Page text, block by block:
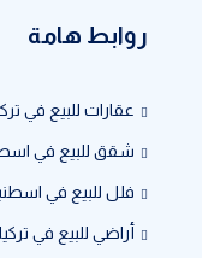
روابط هامة
عقارات للبيع في
شقق للبيع في
فلل للبيع في
أراضي للبيع في تركيا